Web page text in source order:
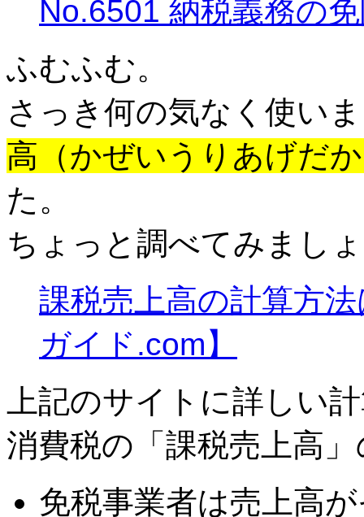
No.6501 納税義務の
ふむふむ。
さっき何の気なく使い
高（かぜいうりあげだ
た。
ちょっと調べてみまし
課税売上高の計算方
ガイド.com】
上記のサイトに詳しい
消費税の「課税売上高
免税事業者は売上高